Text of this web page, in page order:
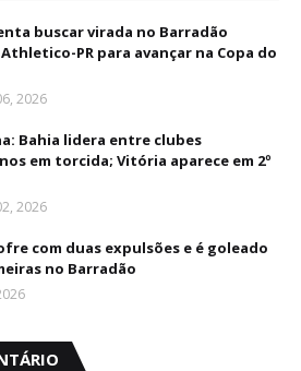
buscar virada no Barradão
PR para avançar na Copa do
2026
Bahia lidera entre clubes
em torcida; Vitória aparece em 2º
2026
com duas expulsões e é goleado
no Barradão